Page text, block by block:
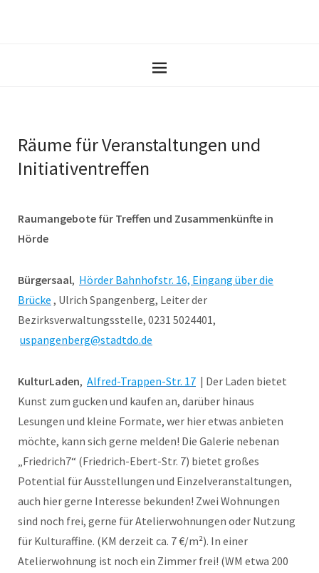
Räume für Veranstaltungen und
Initiativentreffen
Raumangebote für Treffen und Zusammenkünfte in
Hörde
Bürgersaal, Hörder Bahnhofstr. 16, Eingang über die
Brücke , Ulrich Spangenberg, Leiter der
Bezirksverwaltungsstelle, 0231 5024401,
uspangenberg@stadtdo.de
KulturLaden, Alfred-Trappen-Str. 17 | Der Laden bietet
Kunst zum gucken und kaufen an, darüber hinaus
Lesungen und kleine Formate, wer hier etwas anbieten
möchte, kann sich gerne melden! Die Galerie nebenan
„Friedrich7“ (Friedrich-Ebert-Str. 7) bietet großes
Potential für Ausstellungen und Einzelveranstaltungen,
auch hier gerne Interesse bekunden! Zwei Wohnungen
sind noch frei, gerne für Atelierwohnungen oder Nutzung
für Kulturaffine. (KM derzeit ca. 7 €/m²). In einer
Atelierwohnung ist noch ein Zimmer frei! (WM etwa 200